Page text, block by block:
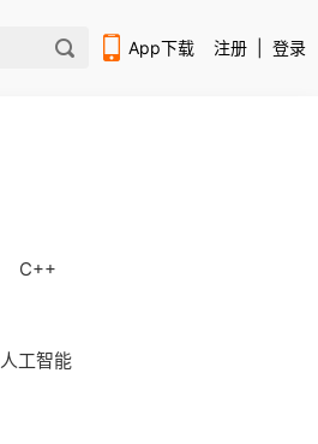
App下载 注册 登录
C++
人工智能